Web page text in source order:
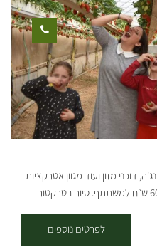
לימונים (בעונה) אפשרות לרכוש
המעשים הטובים" הוקם במטרה
בפיתוח תחושת המסוגלות דרך
משך הפעילות כשעתיים. ימים
ושעות פתיחה - א'-ו'. נדרשת הרשמה מראש.[gallery
דוכני מזון ועוד מגוון אטרקציות
לכל המשפחה. מחירון: קטיף תותים - 60 ש״ח למשתתף. סיור בטרקטור -
לפרטים נוספים